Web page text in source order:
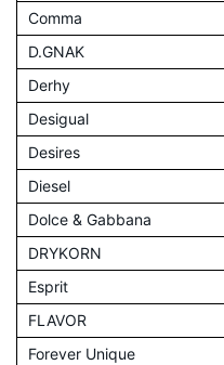
Comma
D.GNAK
Derhy
Desigual
Desires
Diesel
Dolce & Gabbana
DRYKORN
Esprit
FLAVOR
Forever Unique